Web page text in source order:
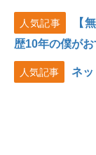
人気記事
【
歴10年の僕がお
人気記事 ネ